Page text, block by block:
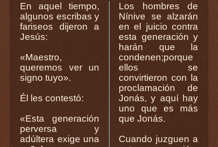
En aquel tiempo,
algunos escribas y
fariseos dijeron a
Jesús:
«Maestro,
queremos ver un
signo tuyo».
Él les contestó:
«Esta generación
perversa y
adúltera exige una
Los hombres de
Nínive se alzarán
en el juicio contra
esta generación y
harán que la
condenen;porque
ellos se
convirtieron con la
proclamación de
Jonás, y aquí hay
uno que es más
que Jonás.
Cuando juzguen a